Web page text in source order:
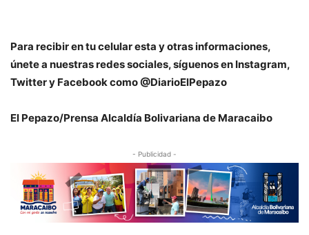
Para recibir en tu celular esta y otras informaciones,
únete a nuestras redes sociales, síguenos en Instagram,
Twitter y Facebook como @DiarioElPepazo
El Pepazo/Prensa Alcaldía Bolivariana de Maracaibo
- Publicidad -